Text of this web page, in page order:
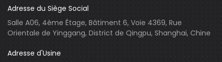
Adresse du Siège Social
Salle A06, 4ème Étage, Bâtiment 6, Voie 4369, Rue
Orientale de Yinggang, District de Qingpu, Shanghai, Chine
Adresse d'Usine